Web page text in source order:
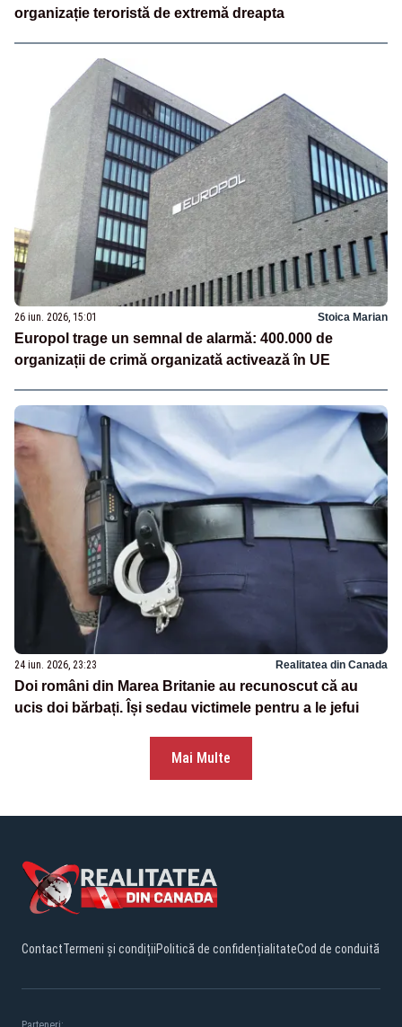
organizație teroristă de extremă dreapta
26 iun. 2026, 15:01 Stoica Marian
Europol trage un semnal de alarmă: 400.000 de
organizații de crimă organizată activează în UE
24 iun. 2026, 23:23 Realitatea din Canada
Doi români din Marea Britanie au recunoscut că au
ucis doi bărbați. Își sedau victimele pentru a le jefui
Mai Multe
ContactTermeni și condițiiPolitică de confidențialitateCod de conduită